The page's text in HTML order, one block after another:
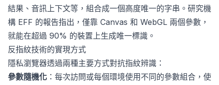
結果、音訊上下文等，組合成一個高度唯一的字串。研究機
構 EFF 的報告指出，僅靠 Canvas 和 WebGL 兩個參數，
就能在超過 90% 的裝置上生成唯一標識。
反指紋技術的實現方式
隱私瀏覽器透過兩種主要方式對抗指紋辨識：
參數隨機化 ：每次訪問或每個環境使用不同的參數組合，使